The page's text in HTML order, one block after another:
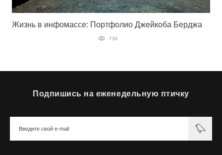
Жизнь в инфомассе: Портфолио Джейкоба Берджа
736
Подпишись на еженедельную птичку